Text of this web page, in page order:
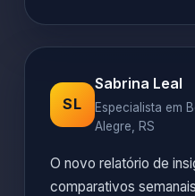
SL
Sabrina Leal
Especialista em
Alegre, RS
O novo relatório de
comparativos